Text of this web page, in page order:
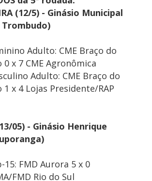
(12/5) - Ginásio Municipal
Adulto: CME Braço do
x 7 CME Agronômica
Adulto: CME Braço do
x 4 Lojas Presidente/RAP
05) - Ginásio Henrique
15: FMD Aurora 5 x 0
FMD Rio do Sul